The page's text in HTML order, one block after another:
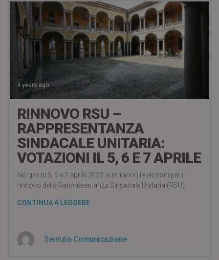
4 years ago
RINNOVO RSU –
RAPPRESENTANZA
SINDACALE UNITARIA:
VOTAZIONI IL 5, 6 E 7 APRILE
Nei giorni 5, 6 e 7 aprile 2022 si terranno le elezioni per il
rinnovo della Rappresentanza Sindacale Unitaria (RSU).
CONTINUA A LEGGERE
Servizio Comunicazione